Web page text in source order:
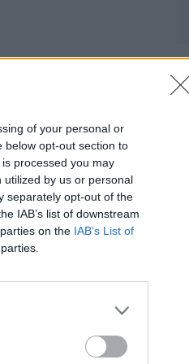
of your personal or
below opt-out section to
processed you may
by us or personal
separately opt-out of the
IAB’s list of downstream
on the IAB’s List of